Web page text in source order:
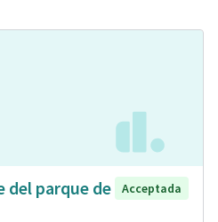
del parque de
Acceptada